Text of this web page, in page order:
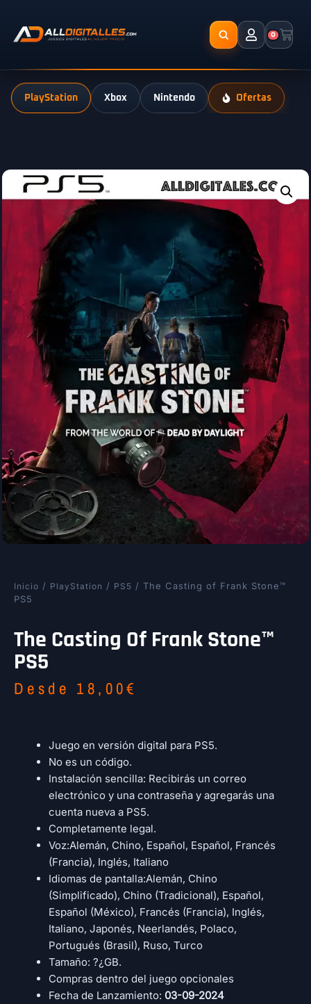
0
PlayStation Xbox Nintendo Ofertas
Inicio / PlayStation / PS5 / The Casting of Frank Stone™
PS5
The Casting Of Frank Stone™
PS5
Desde 18,00€
Juego en versión digital para PS5.
No es un código.
Instalación sencilla: Recibirás un correo
electrónico y una contraseña y agregarás una
cuenta nueva a PS5.
Completamente legal.
Voz:Alemán, Chino, Español, Español, Francés
(Francia), Inglés, Italiano
Idiomas de pantalla:Alemán, Chino
(Simplificado), Chino (Tradicional), Español,
Español (México), Francés (Francia), Inglés,
Italiano, Japonés, Neerlandés, Polaco,
Portugués (Brasil), Ruso, Turco
Tamaño: ?¿GB.
Compras dentro del juego opcionales
Fecha de Lanzamiento: 03-09-2024